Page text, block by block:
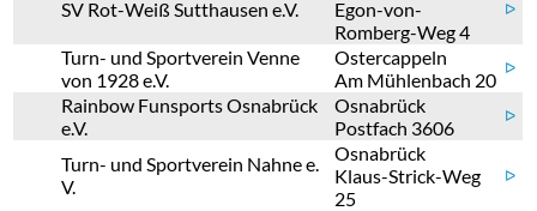
SV Rot-Weiß Sutthausen e.V.
Egon-von-
Romberg-Weg 4
ᐅ
Turn- und Sportverein Venne
von 1928 e.V.
Ostercappeln
Am Mühlenbach 20
ᐅ
Rainbow Funsports Osnabrück
e.V.
Osnabrück
Postfach 3606
ᐅ
Turn- und Sportverein Nahne e.
V.
Osnabrück
Klaus-Strick-Weg
25
ᐅ